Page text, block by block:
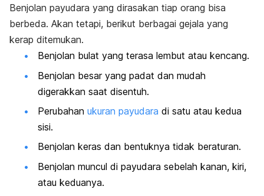
Benjolan payudara yang dirasakan tiap orang bisa
berbeda. Akan tetapi, berikut berbagai gejala yang
kerap ditemukan.
Benjolan bulat yang terasa lembut atau kencang.
Benjolan besar yang padat dan mudah
digerakkan saat disentuh.
Perubahan ukuran payudara di satu atau kedua
sisi.
Benjolan keras dan bentuknya tidak beraturan.
Benjolan muncul di payudara sebelah kanan, kiri,
atau keduanya.